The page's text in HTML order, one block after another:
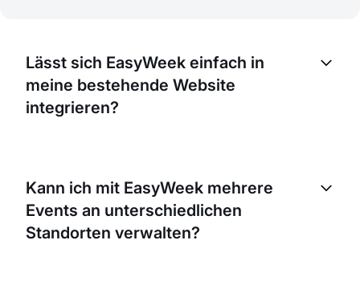
Lässt sich EasyWeek einfach in
meine bestehende Website
integrieren?
Wir stellen eine einfache, verständliche Anleitung
bereit, die Sie Schritt für Schritt durch die
Einbindung unseres Systems führt.
Kann ich mit EasyWeek mehrere
Events an unterschiedlichen
Standorten verwalten?